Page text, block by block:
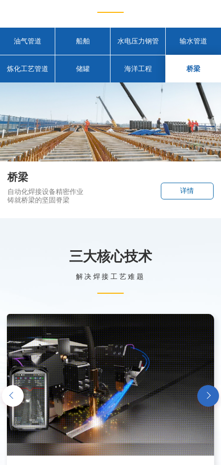
油气管道 船舶 水电压力钢管 输水管道
炼化工艺管道 储罐 海洋工程 桥梁
桥梁
自动化焊接设备精密作业
铸就桥梁的坚固脊梁
详情
油气管道
精准高效焊接油气命脉
筑就能源输送的安全长城
详情
船舶
船舶制造焊接新工艺
让效率迅速提升
详情
水电压力钢管
焊接机器人为清洁能源
建设贡献坚实力量
详情
输水管道
精准焊接，铸就无忧输水管道
让每一滴水安全送达每一个角落
详情
炼化工艺管道
在复杂炼化环境中
确保每一道焊缝都安全可靠
详情
储罐
精细焊接工艺，打造坚固储罐
确保存储安全无忧
详情
海洋工程
精准焊接，无缝连接
蓝色经济的未来之路
详情
桥梁
自动化焊接设备精密作业
铸就桥梁的坚固脊梁
详情
油气管道
精准高效焊接油气命脉
筑就能源输送的安全长城
详情
三大核心技术
解决焊接工艺难题